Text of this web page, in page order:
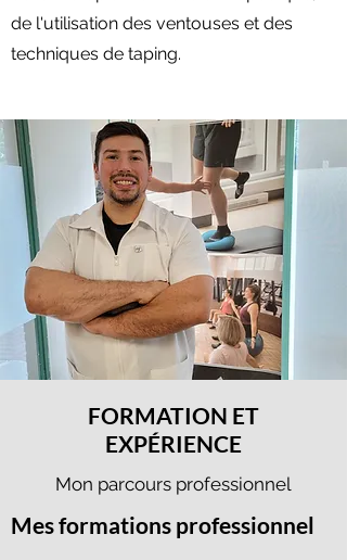
de l'utilisation des ventouses et des
techniques de taping.
FORMATION ET
EXPÉRIENCE
Mon parcours professionnel
Mes formations professionnel